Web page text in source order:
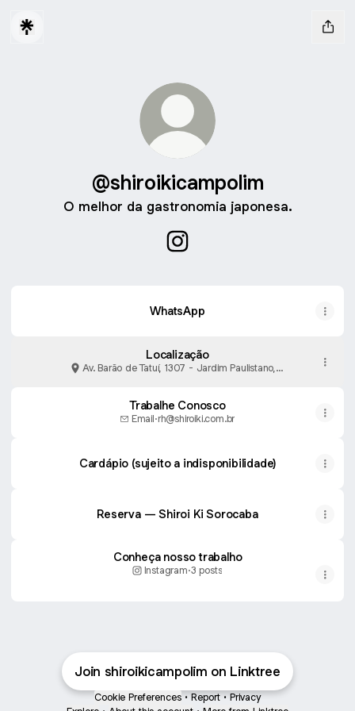
@shiroikicampolim
O melhor da gastronomia japonesa.
WhatsApp
Localização
Av. Barão de Tatuí, 1307 - Jardim Paulistano,
Trabalhe Conosco
Email·rh@shiroiki.com.br
Cardápio (sujeito a indisponibilidade)
Reserva — Shiroi Ki Sorocaba
Conheça nosso trabalho
Instagram·3 posts
Join shiroikicampolim on Linktree
Cookie Preferences • Report • Privacy